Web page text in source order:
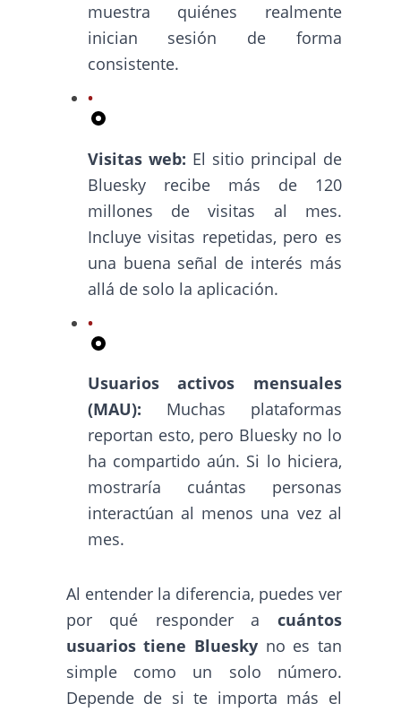
muestra quiénes realmente
inician sesión de forma
consistente.
Visitas web: El sitio principal de
Bluesky recibe más de 120
millones de visitas al mes.
Incluye visitas repetidas, pero es
una buena señal de interés más
allá de solo la aplicación.
Usuarios activos mensuales
(MAU): Muchas plataformas
reportan esto, pero Bluesky no lo
ha compartido aún. Si lo hiciera,
mostraría cuántas personas
interactúan al menos una vez al
mes.
Al entender la diferencia, puedes ver
por qué responder a cuántos
usuarios tiene Bluesky no es tan
simple como un solo número.
Depende de si te importa más el